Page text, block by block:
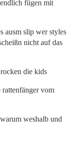
fügen mit
ausm slip wer styles
nicht auf das
die kids
vom
weshalb und